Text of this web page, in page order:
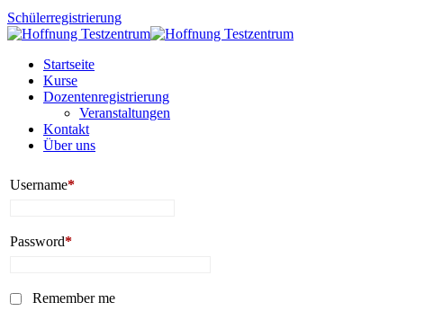
Schülerregistrierung
Startseite
Kurse
Dozentenregistrierung
Veranstaltungen
Kontakt
Über uns
Username*
Password*
Remember me